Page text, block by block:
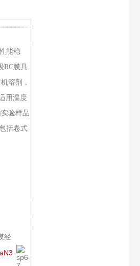
能稳
RC膜具
溶剂，
用温度
验样品
括卷式
经